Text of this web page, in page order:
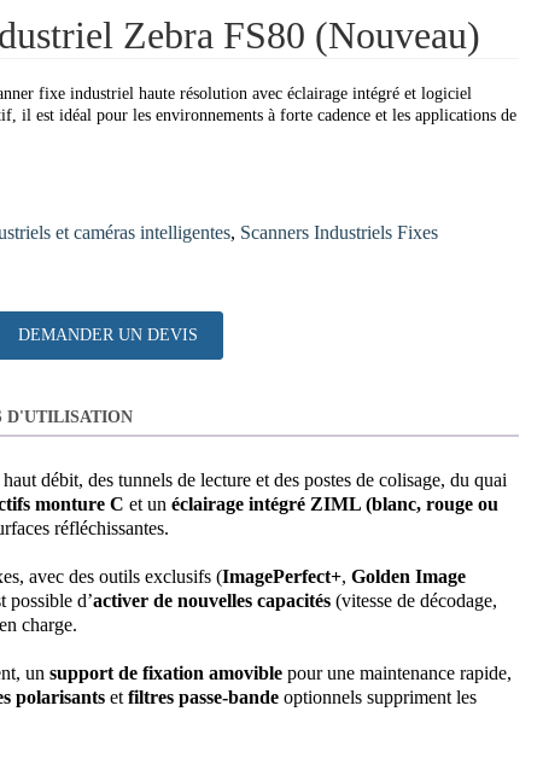
Zebra FS80 (Nouveau)
fixe industriel haute résolution avec éclairage intégré et logiciel
il est idéal pour les environnements à forte cadence et les applications de
et caméras intelligentes, Scanners Industriels Fixes
DEMANDER UN DEVIS
D'UTILISATION
débit, des tunnels de lecture et des postes de colisage, du quai
monture C et un éclairage intégré ZIML (blanc, rouge ou
réfléchissantes.
avec des outils exclusifs (ImagePerfect+, Golden Image
possible d’activer de nouvelles capacités (vitesse de décodage,
charge.
un support de fixation amovible pour une maintenance rapide,
polarisants et filtres passe‑bande optionnels suppriment les